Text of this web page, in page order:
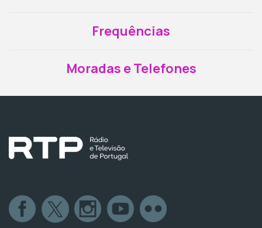
Frequências
Moradas e Telefones